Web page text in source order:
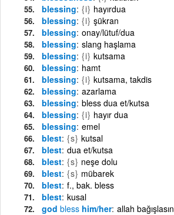
blessing {i} hayırdua
blessing {i} şükran
blessing onay/lütuf/dua
blessing slang haşlama
blessing {i} kutsama
blessing hamt
blessing {i} kutsama, takdis
blessing azarlama
blessing bless dua et/kutsa
blessing {i} hayır dua
blessing emel
blest {s} kutsal
blest dua et/kutsa
blest {s} neşe dolu
blest {s} mübarek
blest f., bak. bless
blest kusal
god bless him/her allah bağışlasın